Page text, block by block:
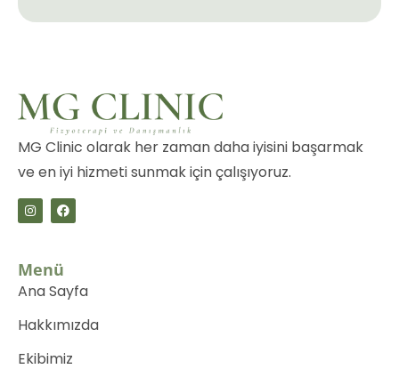
MG Clinic olarak her zaman daha iyisini başarmak
ve en iyi hizmeti sunmak için çalışıyoruz.
Menü
Ana Sayfa
Hakkımızda
Ekibimiz